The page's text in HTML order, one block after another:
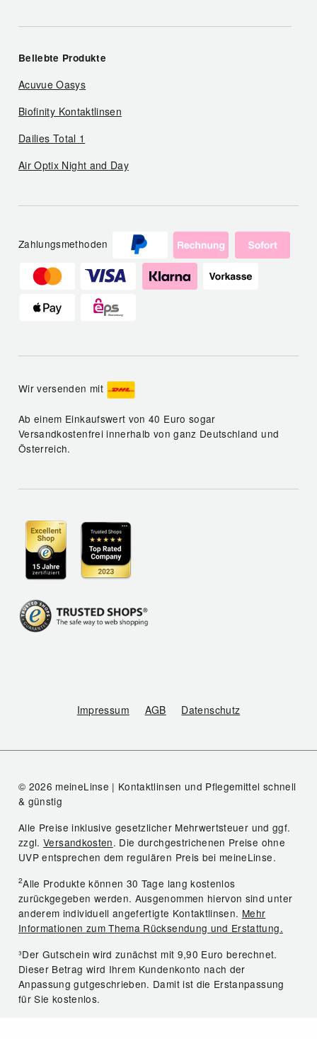
Beliebte Produkte
Acuvue Oasys
Biofinity Kontaktlinsen
Dailies Total 1
Air Optix Night and Day
Zahlungsmethoden
Wir versenden mit
Ab einem Einkaufswert von 40 Euro sogar
Versandkostenfrei innerhalb von ganz Deutschland und
Österreich.
Impressum AGB Datenschutz
© 2026 meineLinse | Kontaktlinsen und Pflegemittel schnell
& günstig
Alle Preise inklusive gesetzlicher Mehrwertsteuer und ggf.
zzgl.Versandkosten. Die durchgestrichenen Preise ohne
UVP entsprechen dem regulären Preis bei meineLinse.
2Alle Produkte können 30 Tage lang kostenlos
zurückgegeben werden. Ausgenommen hiervon sind unter
anderem individuell angefertigte Kontaktlinsen. Mehr
Informationen zum Thema Rücksendung und Erstattung.
³Der Gutschein wird zunächst mit 9,90 Euro berechnet.
Dieser Betrag wird Ihrem Kundenkonto nach der
Anpassung gutgeschrieben. Damit ist die Erstanpassung
für Sie kostenlos.